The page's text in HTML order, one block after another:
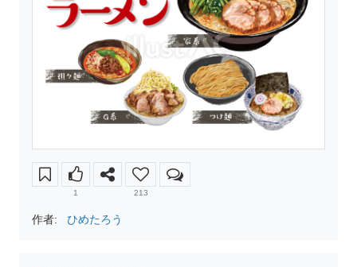
1 213
作者: ひめたろう